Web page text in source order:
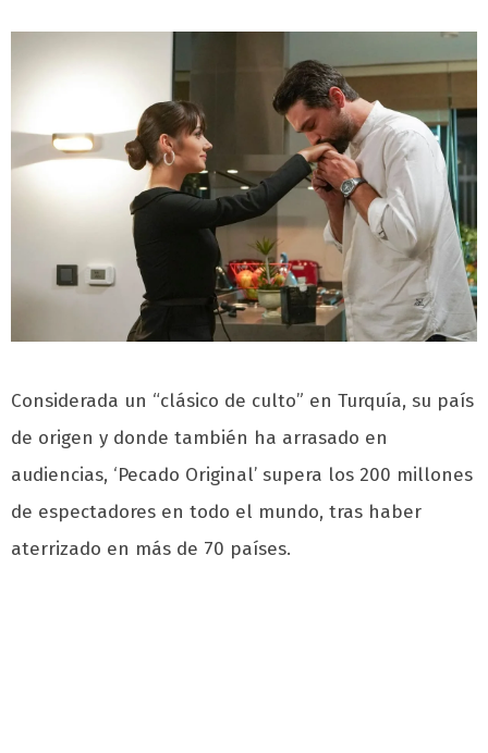
Considerada un “clásico de culto” en Turquía, su país
de origen y donde también ha arrasado en
audiencias, ‘Pecado Original’ supera los 200 millones
de espectadores en todo el mundo, tras haber
aterrizado en más de 70 países.